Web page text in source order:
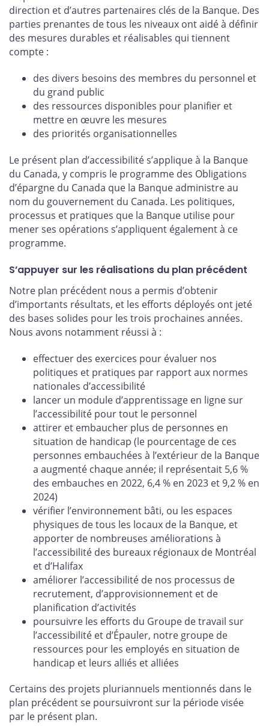
direction et d’autres partenaires clés de la Banque. Des
parties prenantes de tous les niveaux ont aidé à définir
des mesures durables et réalisables qui tiennent
compte :
des divers besoins des membres du personnel et
du grand public
des ressources disponibles pour planifier et
mettre en œuvre les mesures
des priorités organisationnelles
Le présent plan d’accessibilité s’applique à la Banque
du Canada, y compris le programme des Obligations
d’épargne du Canada que la Banque administre au
nom du gouvernement du Canada. Les politiques,
processus et pratiques que la Banque utilise pour
mener ses opérations s’appliquent également à ce
programme.
S’appuyer sur les réalisations du plan précédent
Notre plan précédent nous a permis d’obtenir
d’importants résultats, et les efforts déployés ont jeté
des bases solides pour les trois prochaines années.
Nous avons notamment réussi à :
effectuer des exercices pour évaluer nos
politiques et pratiques par rapport aux normes
nationales d’accessibilité
lancer un module d’apprentissage en ligne sur
l’accessibilité pour tout le personnel
attirer et embaucher plus de personnes en
situation de handicap (le pourcentage de ces
personnes embauchées à l’extérieur de la Banque
a augmenté chaque année; il représentait 5,6 %
des embauches en 2022, 6,4 % en 2023 et 9,2 % en
2024)
vérifier l’environnement bâti, ou les espaces
physiques de tous les locaux de la Banque, et
apporter de nombreuses améliorations à
l’accessibilité des bureaux régionaux de Montréal
et d’Halifax
améliorer l’accessibilité de nos processus de
recrutement, d’approvisionnement et de
planification d’activités
poursuivre les efforts du Groupe de travail sur
l’accessibilité et d’Épauler, notre groupe de
ressources pour les employés en situation de
handicap et leurs alliés et alliées
Certains des projets pluriannuels mentionnés dans le
plan précédent se poursuivront sur la période visée
par le présent plan.